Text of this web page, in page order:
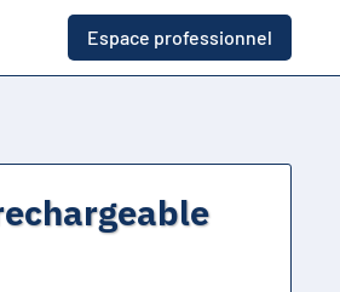
Espace professionnel